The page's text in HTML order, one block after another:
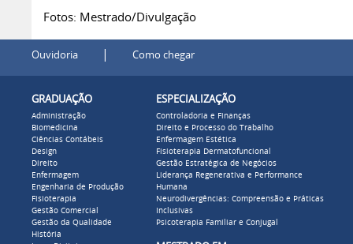
Fotos: Mestrado/Divulgação
Ouvidoria | Como chegar
GRADUAÇÃO
Administração
Biomedicina
Ciências Contábeis
Design
Direito
Enfermagem
Engenharia de Produção
Fisioterapia
Gestão Comercial
Gestão da Qualidade
História
ESPECIALIZAÇÃO
Controladoria e Finanças
Direito e Processo do Trabalho
Enfermagem Estética
Fisioterapia Dermatofuncional
Gestão Estratégica de Negócios
Liderança Regenerativa e Performance
Humana
Neurodivergências: Compreensão e Práticas
Inclusivas
Psicoterapia Familiar e Conjugal